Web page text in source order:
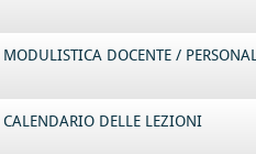
MODULISTICA DOCENTE /
CALENDARIO DELLE LEZIONI